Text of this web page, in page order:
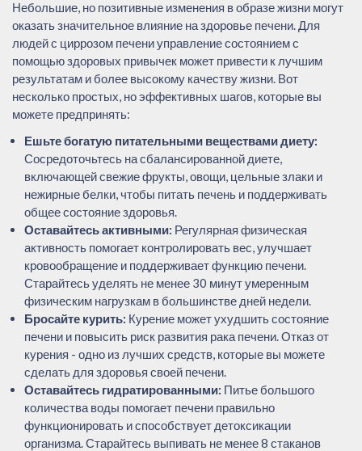
Небольшие, но позитивные изменения в образе жизни могут
оказать значительное влияние на здоровье печени. Для
людей с циррозом печени управление состоянием с
помощью здоровых привычек может привести к лучшим
результатам и более высокому качеству жизни. Вот
несколько простых, но эффективных шагов, которые вы
можете предпринять:
Ешьте богатую питательными веществами диету:
Сосредоточьтесь на сбалансированной диете,
включающей свежие фрукты, овощи, цельные злаки и
нежирные белки, чтобы питать печень и поддерживать
общее состояние здоровья.
Оставайтесь активными: Регулярная физическая
активность помогает контролировать вес, улучшает
кровообращение и поддерживает функцию печени.
Старайтесь уделять не менее 30 минут умеренным
физическим нагрузкам в большинстве дней недели.
Бросайте курить: Курение может ухудшить состояние
печени и повысить риск развития рака печени. Отказ от
курения - одно из лучших средств, которые вы можете
сделать для здоровья своей печени.
Оставайтесь гидратированными: Питье большого
количества воды помогает печени правильно
функционировать и способствует детоксикации
организма. Старайтесь выпивать не менее 8 стаканов